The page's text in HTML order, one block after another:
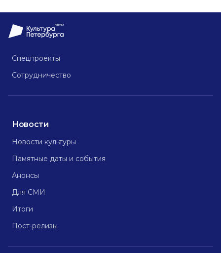
Спецпроекты
Сотрудничество
Новости
Новости культуры
Памятные даты и события
Анонсы
Для СМИ
Итоги
Пост-релизы